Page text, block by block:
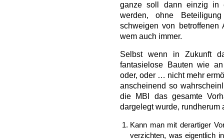
ganze soll dann einzig in
werden, ohne
schweigen von betroffenen
wem auch immer.
Selbst wenn in Zukunft
fantasielose Bauten wie
oder, oder … nicht mehr
anscheinend so
die MBI das gesamte
dargelegt wurde, rundherum
Kann man mit derartiger
verzichten, was eigentlich